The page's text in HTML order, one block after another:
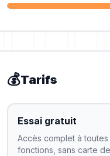
💰Tarifs
Essai gratuit
Accès complet à toutes
fonctions, sans carte